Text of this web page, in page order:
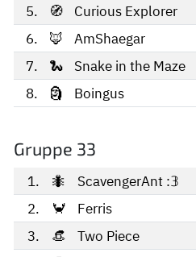
5.
🧭 Curious Explorer
6.
🦊 AmShaegar
7.
🐍 Snake in the Maze
8.
🗿 Boingus
Gruppe 33
1. 🐜 ScavengerAnt :𝟛
2.
🦀 Ferris
3.
👒 Two Piece